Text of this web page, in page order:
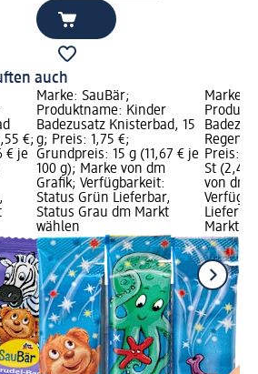
auch
€;
€ je
Marke: SauBär;
Produktname: Kinder
Badezusatz Knisterbad, 15
g; Preis: 1,75 €;
Grundpreis: 15 g (11,67 € je
100 g); Marke von dm
Grafik; Verfügbarkeit:
Status Grün Lieferbar,
Status Grau dm Markt
wählen
Marke:
Preis:
St (2,45
von dm
Markt